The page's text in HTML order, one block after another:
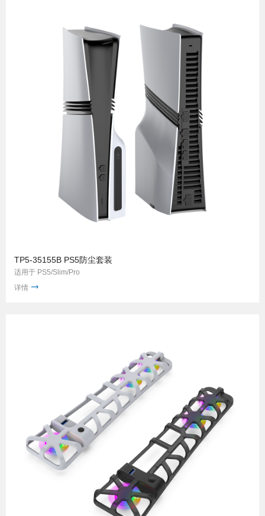
TP5-35155B PS5防尘套装
适用于 PS5/Slim/Pro
详情